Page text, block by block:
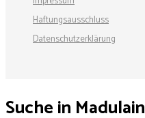
Haftungsausschluss
Datenschutzerklärung
Suche in Madulain